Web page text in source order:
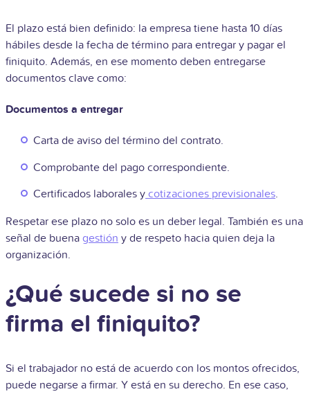
El plazo está bien definido: la empresa tiene hasta 10 días
hábiles desde la fecha de término para entregar y pagar el
finiquito. Además, en ese momento deben entregarse
documentos clave como:
Documentos a entregar
Carta de aviso del término del contrato.
Comprobante del pago correspondiente.
Certificados laborales y cotizaciones previsionales.
Respetar ese plazo no solo es un deber legal. También es una
señal de buena gestión y de respeto hacia quien deja la
organización.
¿Qué sucede si no se
firma el finiquito?
Si el trabajador no está de acuerdo con los montos ofrecidos,
puede negarse a firmar. Y está en su derecho. En ese caso,